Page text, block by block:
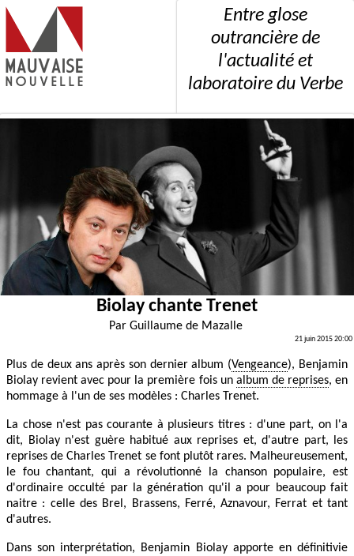
Entre glose
outrancière de
l'actualité et
laboratoire du Verbe
Biolay chante Trenet
Par Guillaume de Mazalle
21 juin 2015 20:00
Plus de deux ans après son dernier album (Vengeance), Benjamin
Biolay revient avec pour la première fois un album de reprises, en
hommage à l'un de ses modèles : Charles Trenet.
La chose n'est pas courante à plusieurs titres : d'une part, on l'a
dit, Biolay n'est guère habitué aux reprises et, d'autre part, les
reprises de Charles Trenet se font plutôt rares. Malheureusement,
le fou chantant, qui a révolutionné la chanson populaire, est
d'ordinaire occulté par la génération qu'il a pour beaucoup fait
naitre : celle des Brel, Brassens, Ferré, Aznavour, Ferrat et tant
d'autres.
Dans son interprétation, Benjamin Biolay apporte en définitivie